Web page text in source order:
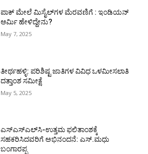
ಪಾಕ್​ ಮೇಲೆ ಮಿಸೈಲ್​ಗಳ ಮೆರವಣಿಗೆ : ಇಂಡಿಯನ್
ಆರ್ಮಿ ಹೇಳಿದ್ದೇನು?
May 7, 2025
ತೀರ್ಥಹಳ್ಳಿ: ಪರಿಶಿಷ್ಟ ಜಾತಿಗಳ ವಿವಿಧ ಒಳಮೀಸಲಾತಿ
ದತ್ತಾಂಶ ಸಮೀಕ್ಷೆ
May 5, 2025
ಎಸ್‌ಎಸ್‌ಎಲ್‌ಸಿ-ಉತ್ತಮ ಫಲಿತಾಂಶಕ್ಕೆ
ಸಹಕರಿಸಿದವರಿಗೆ ಅಭಿನಂದನೆ: ಎಸ್.ಮಧು
ಬಂಗಾರಪ್ಪ